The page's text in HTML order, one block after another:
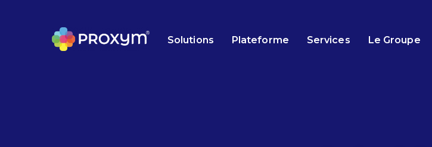
Solutions Plateforme Services Le Groupe